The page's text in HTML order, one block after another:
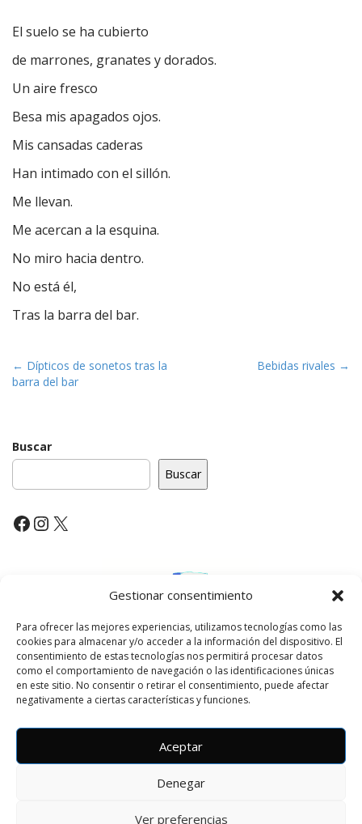
Gestionar consentimiento
Para ofrecer las mejores experiencias, utilizamos tecnologías como las
cookies para almacenar y/o acceder a la información del dispositivo. El
consentimiento de estas tecnologías nos permitirá procesar datos
como el comportamiento de navegación o las identificaciones únicas
en este sitio. No consentir o retirar el consentimiento, puede afectar
negativamente a ciertas características y funciones.
Aceptar
Denegar
Ver preferencias
El suelo se ha cubierto
de marrones, granates y dorados.
Un aire fresco
Besa mis apagados ojos.
Mis cansadas caderas
Han intimado con el sillón.
Me llevan.
Me acercan a la esquina.
No miro hacia dentro.
No está él,
Tras la barra del bar.
P
o
n
v
i
g
o
n
← Dípticos de sonetos tras la
barra del bar
Bebidas rivales →
Buscar
Buscar
Facebook
Instagram
X
The Matheson Theme bybavotasan.com